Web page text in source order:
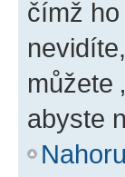
čímž
můžete
abyste
Nahoru